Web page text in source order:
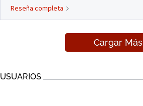
Reseña completa
Cargar Más
USUARIOS